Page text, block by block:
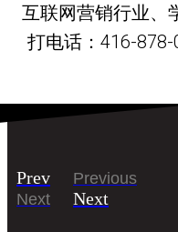
互联网营销行业、
打电话：416-
Prev
Previous
Next
Next